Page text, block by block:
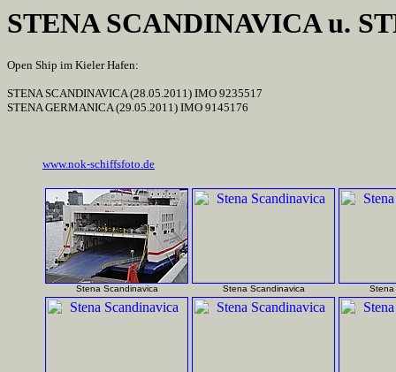
STENA SCANDINAVICA u.
Open Ship im Kieler Hafen:
STENA SCANDINAVICA (28.05.2011) IMO 9235517
STENA GERMANICA (29.05.2011) IMO 9145176
www.nok-schiffsfoto.de
Stena Scandinavica Stena Scandinavica Stena